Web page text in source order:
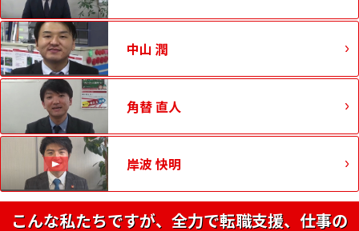
中山 潤
角替 直人
岸波 快明
こんな私たちですが、全力で転職支援、仕事の